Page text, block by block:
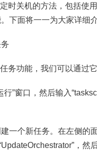
时关机的方法，包括使
下面将一一为大家详细介
务功能，我们可以通过它
”窗口，然后输入
一个新任务。在左侧的
，然